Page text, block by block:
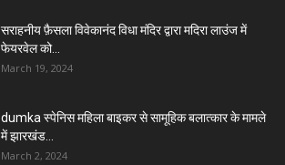
सराहनीय फ़ैसला विवेकानंद विधा मंदिर द्वारा मदिरा लाउंज में
फेयरवेल को...
March 19, 2024
dumka स्पेनिस महिला बाइकर से सामूहिक बलात्कार के मामले
में झारखंड...
March 2, 2024